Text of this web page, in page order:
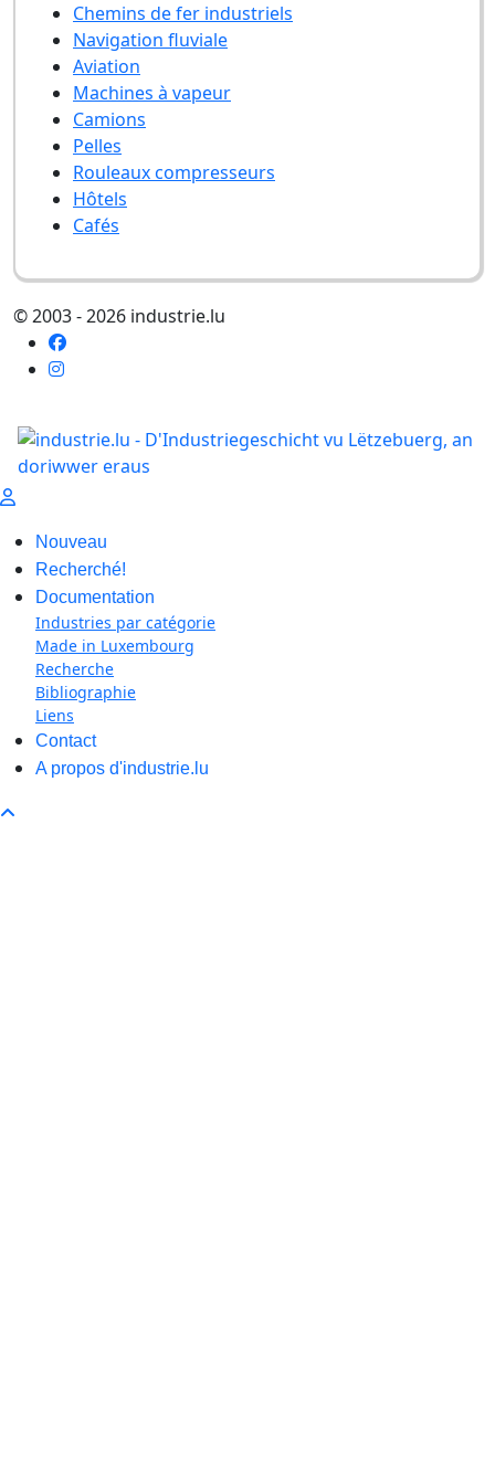
Chemins de fer industriels
Navigation fluviale
Aviation
Machines à vapeur
Camions
Pelles
Rouleaux compresseurs
Hôtels
Cafés
© 2003 - 2026 industrie.lu
Nouveau
Recherché!
Documentation
Industries par catégorie
Made in Luxembourg
Recherche
Bibliographie
Liens
Contact
A propos d'industrie.lu